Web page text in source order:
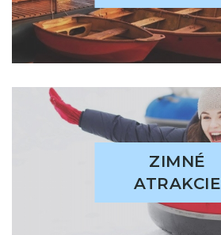
ZIMNÉ
ATRAKCIE